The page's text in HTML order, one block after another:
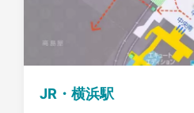
JR・横浜駅